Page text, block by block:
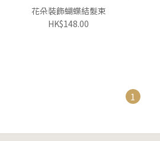
花朵裝飾蝴蝶結髮束
HK$148.00
1